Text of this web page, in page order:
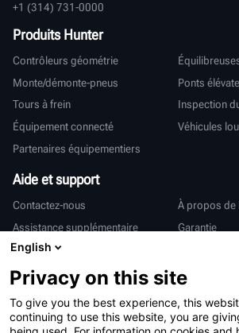
+1 (314) 731-0000
Produits Hunter
Contrôleurs géométrie
Monte/démonte-pneus
Ponts
Tours à frein
Inspection
Équipement connecté
Véhicules
Partenaires équipementiers
Aide et support
Contactez-nous
À propos de
Assistance supplémentaire
Garantie
International
Ventes et services
Deutsch
亨特中国
English
Privacy on this site
To give you the best experience, this
continuing to use this website, you are